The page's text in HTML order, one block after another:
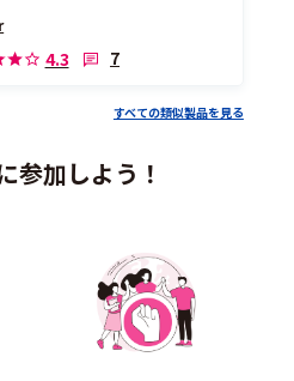
4.3 7
すべての類似製品を見る
加しよう！